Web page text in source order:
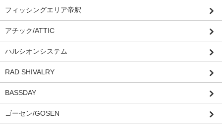
フィッシングエリア帝釈
アチック/ATTIC
ハルシオンシステム
RAD SHIVALRY
BASSDAY
ゴーセン/GOSEN